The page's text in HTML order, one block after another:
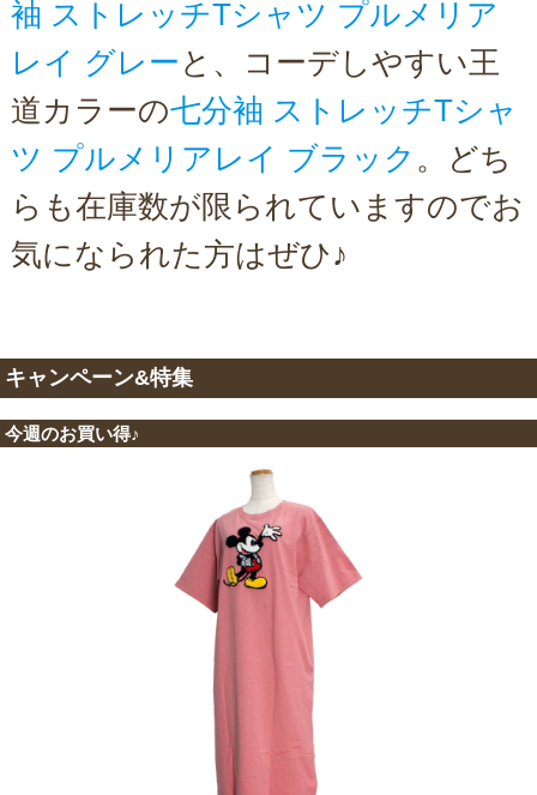
袖 ストレッチTシャツ プルメリア
レイ グレー と、コーデしやすい王
道カラーの七分袖 ストレッチTシャ
ツ プルメリアレイ ブラック 。どち
らも在庫数が限られていますのでお
気になられた方はぜひ♪
キャンペーン&特集
今週のお買い得♪